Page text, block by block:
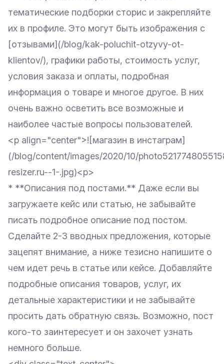
тематические подборки сторис и закрепляйте
их в профиле. Это могут быть изображения с
[отзывами](/blog/kak-poluchit-otzyvy-ot-
klientov/), графики работы, стоимость услуг,
условия заказа и оплаты, подробная
информация о товаре и многое другое. В них
очень важно осветить все возможные и
наиболее частые вопросы пользователей.
<p align="center">![магазин в инстаграм]
(/blog/content/images/2020/10/
resizer.ru--1-.jpg)<p>
* **Описания под постами.** Даже если вы
загружаете кейс или статью, не забывайте
писать подробное описание под постом.
Сделайте 2-3 вводных предложения, которые
зацепят внимание, а ниже тезисно напишите о
чем идет речь в статье или кейсе. Добавляйте
подробные описания товаров, услуг, их
детальные характеристики и не забывайте
просить дать обратную связь. Возможно, пост
кого-то заинтересует и он захочет узнать
немного больше.